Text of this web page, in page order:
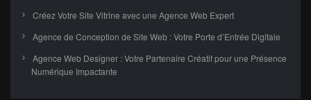
Créez Votre Site Vitrine avec une Agence Web Expert
Agence de Conception de Site Web : Votre Porte d’Entrée Digitale
Agence Web Designer : Votre Partenaire Créatif pour une Présence
Numérique Impactante